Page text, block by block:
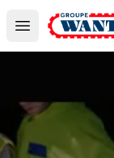
Open main
Le Groupe